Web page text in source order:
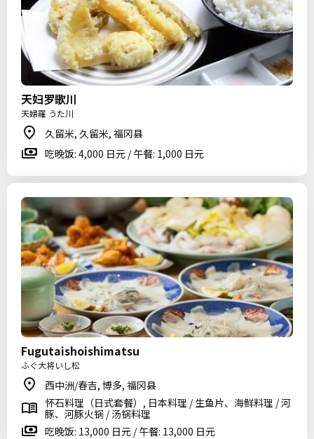
天妇罗歌川
天婦羅 うた川
久留米, 久留米, 福冈县
吃晚饭: 4,000 日元 / 午餐: 1,000 日元
Fugutaishoishimatsu
ふぐ大将いし松
西中洲/春吉, 博多, 福冈县
怀石料理（日式套餐）, 日本料理 / 生鱼片、海鲜料理 / 河
豚、河豚火锅 / 汤锅料理
吃晚饭: 13,000 日元 / 午餐: 13,000 日元